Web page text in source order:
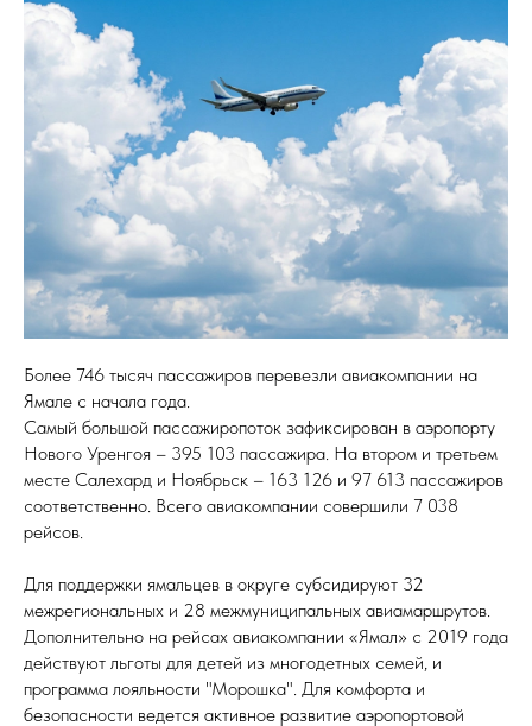
Более 746 тысяч пассажиров перевезли авиакомпании на
Ямале с начала года.
Самый большой пассажиропоток зафиксирован в аэропорту
Нового Уренгоя – 395 103 пассажира. На втором и третьем
месте Салехард и Ноябрьск – 163 126 и 97 613 пассажиров
соответственно. Всего авиакомпании совершили 7 038
рейсов.
Для поддержки ямальцев в округе субсидируют 32
межрегиональных и 28 межмуниципальных авиамаршрутов.
Дополнительно на рейсах авиакомпании «Ямал» с 2019 года
действуют льготы для детей из многодетных семей, и
программа лояльности "Морошка". Для комфорта и
безопасности ведется активное развитие аэропортовой